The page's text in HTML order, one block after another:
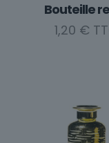
Bouteille
1,20 €